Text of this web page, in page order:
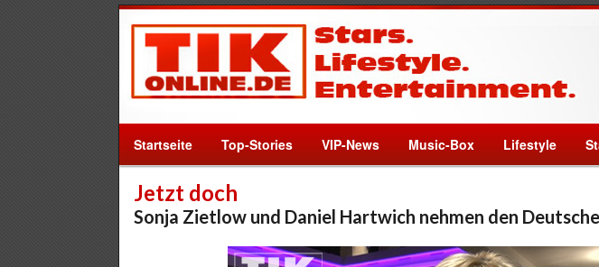
Startseite Top-Stories VIP-News Music-Box Lifestyle
Jetzt doch
Sonja Zietlow und Daniel Hartwich nehmen den